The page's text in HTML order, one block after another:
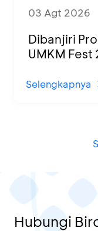
03 Agt 2026
Dibanjiri
UMKM
Selengkapnya
Hubungi